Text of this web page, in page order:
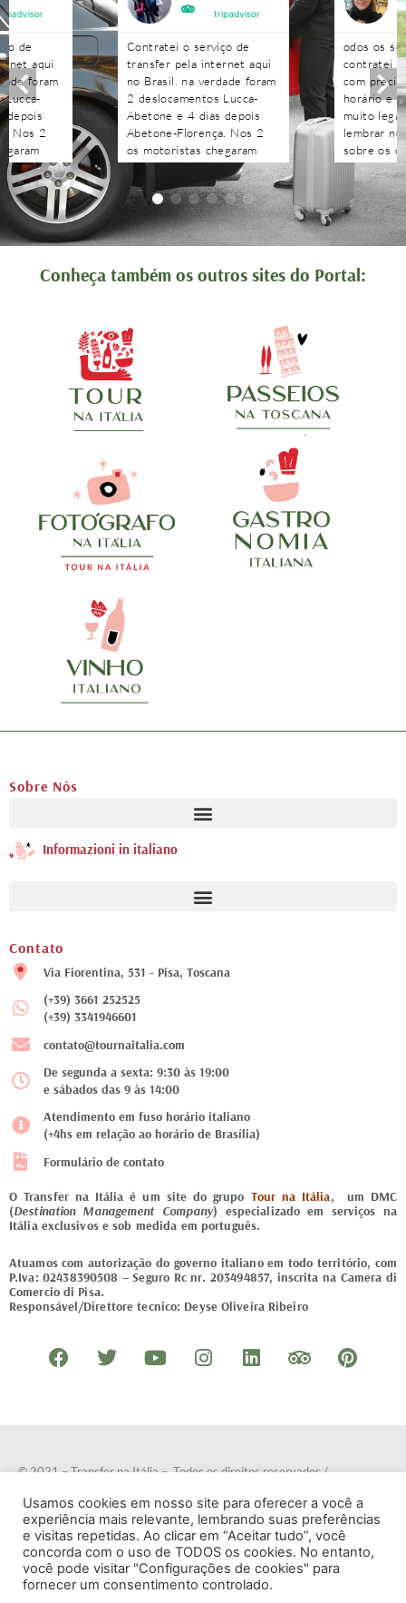
de
aqui
foram
Lucca-
depois
Nos 2
tripadvisor
Contratei o serviço de
transfer pela internet aqui
no Brasil. na verdade foram
2 deslocamentos Lucca-
Abetone e 4 dias depois
Abetone-Florença. Nos 2
os motoristas chegaram
antes do horário
combinado, nos aguardaram
e foram muito atenciosos.
Ótimo trabalho. Podem
contratar sem medo!!!!
odos os
contratei
com
horário e
muito
lembrar
sobre os
agendados
às
recebidas
Conheça também os outros sites do Portal:
Sobre Nós
Informazioni in italiano
Contato
Via Fiorentina, 531 - Pisa, Toscana
(+39) 3661 252525
(+39) 3341946601
contato@tournaitalia.com
De segunda a sexta: 9:30 às 19:00
e sábados das 9 às 14:00
Atendimento em fuso horário italiano
(+4hs em relação ao horário de Brasília)
Formulário de contato
O Transfer na Itália é um site do grupo Tour na Itália, um DMC
(Destination Management Company) especializado em serviços na
Itália exclusivos e sob medida em português.
Atuamos com autorização do governo italiano em todo território, com
P.Iva: 02438390508 – Seguro Rc nr. 203494857, inscrita na Camera di
Comercio di Pisa.
Responsável/Direttore tecnico: Deyse Oliveira Ribeiro
F
a
e
o
k
T
w
t
e
r
Y
o
t
b
I
n
t
g
r
a
m
L
i
k
d
n
T
r
p
d
s
o
P
i
t
r
e
s
© 2021 – Transfer na Itália – Todos os direitos reservados/
Termos e Condições–Política de Privacidade
Usamos cookies em nosso site para oferecer a você a
experiência mais relevante, lembrando suas preferências
e visitas repetidas. Ao clicar em “Aceitar tudo”, você
concorda com o uso de TODOS os cookies. No entanto,
você pode visitar "Configurações de cookies" para
fornecer um consentimento controlado.